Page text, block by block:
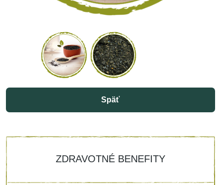
Späť
ZDRAVOTNÉ BENEFITY